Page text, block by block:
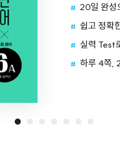
20일 완성
쉽고 정확
실력 Test
하루 4쪽,
친절한 설
수준별 중
빈출 문제
수준별 문
교과서 개
교과서 개
기초 문제
익힘북으
개념과 유
22개정 완
대한민국
반드시 알
연산 문제
유형별 반
중요 실전
교과서 핵
생생한 동
실전 마무
초중고 과
교과서 핵
생생한 동
실전 마무
초중고 과